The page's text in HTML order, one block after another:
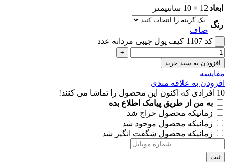
ابعاد 12 × 10 سانتیمتر
رنگ
صاف
کد 1107 کیف پول جیبی مردانه عدد
افزودن به سبد خرید
مقايسه
افزودن به علاقه مندی
10 افرادی که اکنون این محصول را تماشا می کنند!
به من از طریق پیامک اطلاع بده
زمانیکه محصول حراج شد
زمانیکه محصول موجود شد
زمانیکه محصول شگفت انگیز شد
ثبت